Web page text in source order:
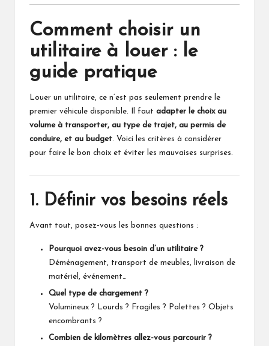
Comment choisir un
utilitaire à louer : le
guide pratique
Louer un utilitaire, ce n’est pas seulement prendre le
premier véhicule disponible. Il faut adapter le choix au
volume à transporter, au type de trajet, au permis de
conduire, et au budget. Voici les critères à considérer
pour faire le bon choix et éviter les mauvaises surprises.
1. Définir vos besoins réels
Avant tout, posez-vous les bonnes questions :
Pourquoi avez-vous besoin d’un utilitaire ?
Déménagement, transport de meubles, livraison de
matériel, événement…
Quel type de chargement ?
Volumineux ? Lourds ? Fragiles ? Palettes ? Objets
encombrants ?
Combien de kilomètres allez-vous parcourir ?